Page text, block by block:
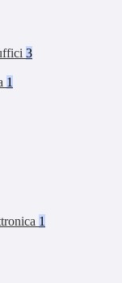
3
1
1